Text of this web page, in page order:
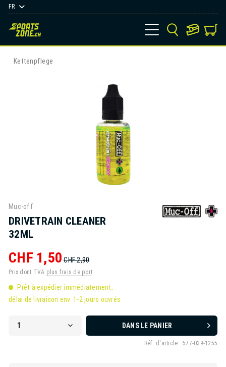
FR
Kettenpflege
Muc-off
DRIVETRAIN CLEANER
32ML
CHF 1,50 CHF 2,90
Prix dont TVA plus frais de port
Prêt à expédier immédiatement,
délai de livraison env. 1-2 jours ouvrés
DANS LE PANIER
Réf. d'article : 577-039-1255